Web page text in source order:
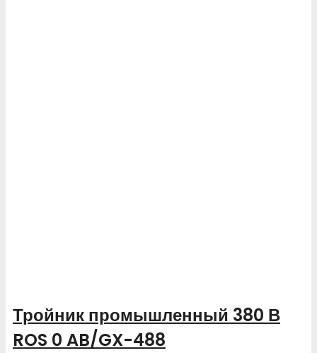
Тройник промышленный 380 В
ROS 0 AB/GX-488